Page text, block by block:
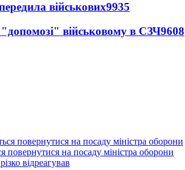
військових9935
військовому в СЗЧ9608
повернутися на посаду міністра оборони
відреагував